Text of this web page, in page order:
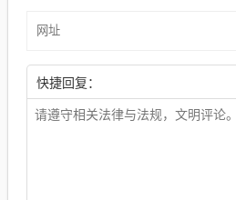
快捷回复：